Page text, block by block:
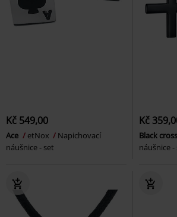
Kč 549,00
Ace etNox
Napichovací
náušnice - set
Kč
Black cross
náušnice -